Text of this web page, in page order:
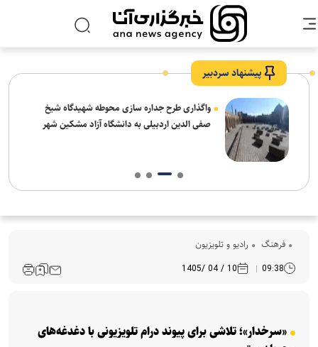
پیشنهاد سردبیر
واگذاری طرح جداره سازی محوطه شهیدگاه شیخ
صفی الدین اردبیلی به دانشگاه آزاد مشکین شهر
فرهنگ‌ رادیو و تلویزیون
09:38
10 / 04 /1405
«سرخدار»؛ تلاشی برای پیوند درام تلویزیونی با دغدغه‌های